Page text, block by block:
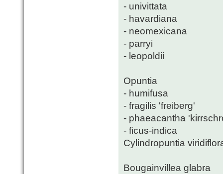
- univittata
- havardiana
- neomexicana
- parryi
- leopoldii
Opuntia
- humifusa
- fragilis 'freiberg'
- phaeacantha
- ficus-indica
Cylindropuntia
Bougainvillea glabra